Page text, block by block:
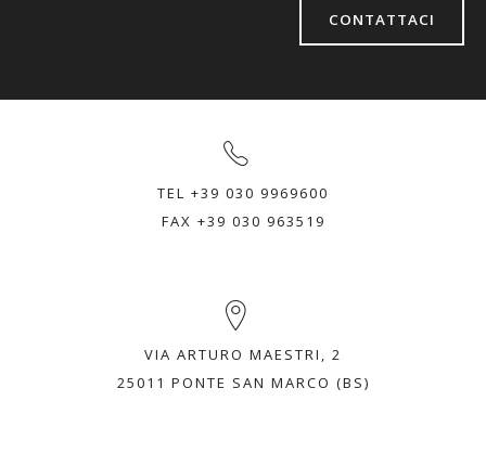
CONTATTACI
TEL +39 030 9969600
FAX +39 030 963519
VIA ARTURO MAESTRI, 2
25011 PONTE SAN MARCO (BS)